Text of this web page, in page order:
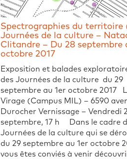
Spectrographies du territoire
Journées de la culture –
Clitandre – Du 28 septembre
octobre 2017
Exposition et balades
des Journées de la culture du 29
septembre au 1er octobre 2017
Virage (Campus MIL) – 6590
Durocher Vernissage – Vendredi
septembre, 17 h Dans le cadre
Journées de la culture qui se
du 29 septembre au 1er octobre
vous êtes conviés à venir